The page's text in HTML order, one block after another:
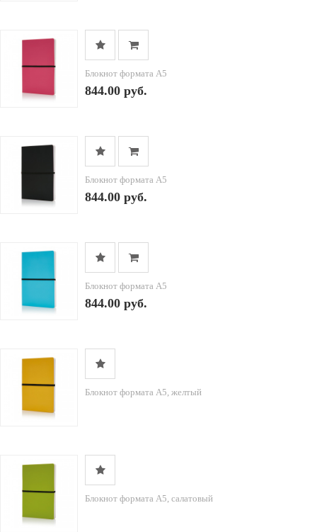
Блокнот формата A5
844.00 руб.
Блокнот формата A5
844.00 руб.
Блокнот формата A5
844.00 руб.
Блокнот формата A5, желтый
Блокнот формата A5, салатовый